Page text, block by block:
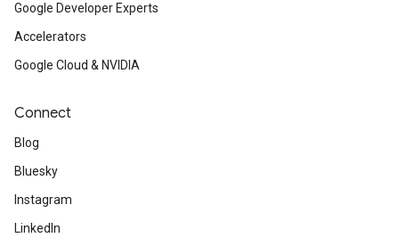
Google Developer Experts
Accelerators
Google Cloud & NVIDIA
Connect
Blog
Bluesky
Instagram
LinkedIn